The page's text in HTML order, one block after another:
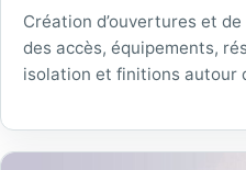
Création d’ouvertures et
des accès, équipements,
isolation et finitions autour